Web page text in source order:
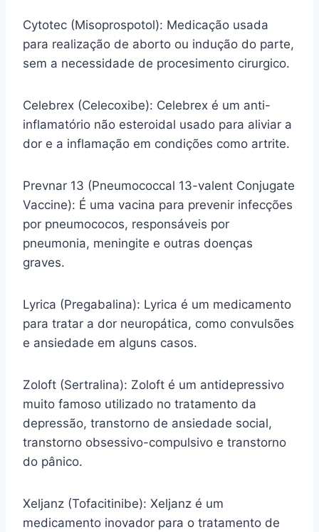
Cytotec (Misoprospotol): Medicação usada
para realização de aborto ou indução do parte,
sem a necessidade de procesimento cirurgico.
Celebrex (Celecoxibe): Celebrex é um anti-
inflamatório não esteroidal usado para aliviar a
dor e a inflamação em condições como artrite.
Prevnar 13 (Pneumococcal 13-valent Conjugate
Vaccine): É uma vacina para prevenir infecções
por pneumococos, responsáveis por
pneumonia, meningite e outras doenças
graves.
Lyrica (Pregabalina): Lyrica é um medicamento
para tratar a dor neuropática, como convulsões
e ansiedade em alguns casos.
Zoloft (Sertralina): Zoloft é um antidepressivo
muito famoso utilizado no tratamento da
depressão, transtorno de ansiedade social,
transtorno obsessivo-compulsivo e transtorno
do pânico.
Xeljanz (Tofacitinibe): Xeljanz é um
medicamento inovador para o tratamento de